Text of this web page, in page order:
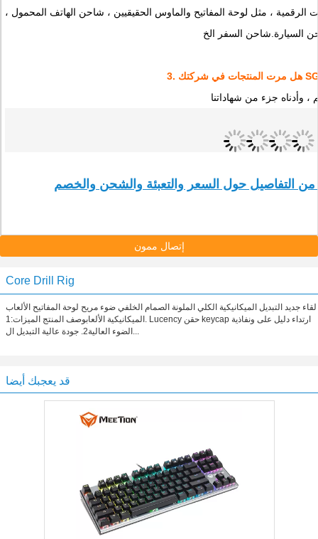
الرقمية ، مثل لوحة المفاتيح والماوس الحقيقيين ، شاحن الهاتف المحمول ،
، وأدناه جزء من شهاداتنا
إتصال ممون
Core Drill Rig
لقاء جديد التبديل الميكانيكية الكلي الملونة الصمام الخلفي ضوء مريح لوحة المفاتيح الألعاب
الميكانيكية الألعابوصف المنتج الميزات:1. Lucency حقن keycap ارتداء دليل على ونفاذية
الضوء العالية2. جودة عالية التبديل ال...
قد يعجبك أيضا